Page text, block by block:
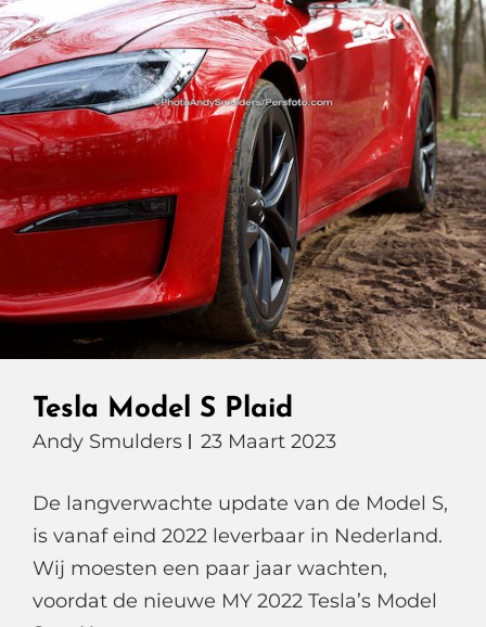
Tesla Model S Plaid
Andy Smulders 23 Maart 2023
De langverwachte update van de Model S,
is vanaf eind 2022 leverbaar in Nederland.
Wij moesten een paar jaar wachten,
voordat de nieuwe MY 2022 Tesla’s Model